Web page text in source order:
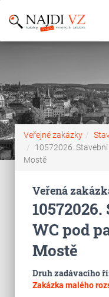
Veřejné zakázky
10572026.
Mostě
Veřená
WC pod
Mostě
Druh zadávacího
Zakázka malého